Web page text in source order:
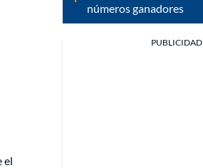
el
números ganadores
PUBLICIDAD